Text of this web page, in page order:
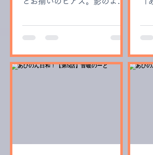
ト。彼はいったい何者なのだ
ろうか。
い
の